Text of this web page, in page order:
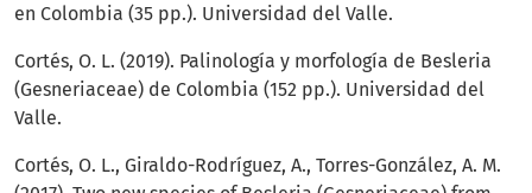
en Colombia (35 pp.). Universidad del Valle.
Cortés, O. L. (2019). Palinología y morfología de Besleria
(Gesneriaceae) de Colombia (152 pp.). Universidad del
Valle.
Cortés, O. L., Giraldo-Rodríguez, A., Torres-González, A. M.